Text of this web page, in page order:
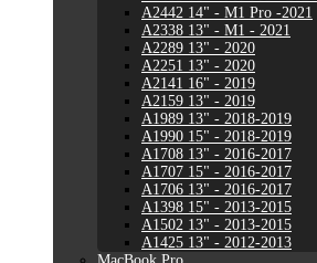
A2442 14" - M1 Pro -2021
A2338 13" - M1 - 2021
A2289 13" - 2020
A2251 13" - 2020
A2141 16" - 2019
A2159 13" - 2019
A1989 13" - 2018-2019
A1990 15" - 2018-2019
A1708 13" - 2016-2017
A1707 15" - 2016-2017
A1706 13" - 2016-2017
A1398 15" - 2013-2015
A1502 13" - 2013-2015
A1425 13" - 2012-2013